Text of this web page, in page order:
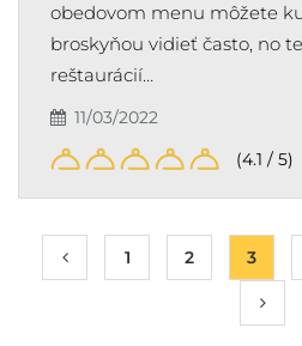
obedovom menu môžete
broskyňou vidieť často, no
reštaurácií…
11/03/2022
(4.1 / 5)
1 2 3